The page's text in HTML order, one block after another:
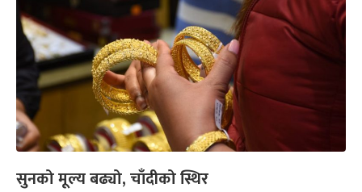
सुनको मूल्य बढ्यो, चाँदीको स्थिर